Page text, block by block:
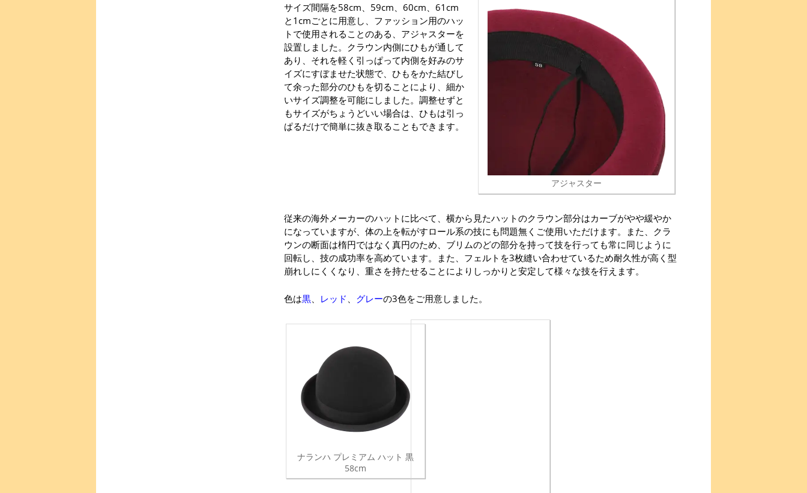
アジャスター
サイズ間隔を58cm、59cm、60cm、61cm
と1cmごとに用意し、ファッション用のハッ
トで使用されることのある、アジャスターを
設置しました。クラウン内側にひもが通して
あり、それを軽く引っぱって内側を好みのサ
イズにすぼませた状態で、ひもをかた結びし
て余った部分のひもを切ることにより、細か
いサイズ調整を可能にしました。調整せずと
もサイズがちょうどいい場合は、ひもは引っ
ぱるだけで簡単に抜き取ることもできます。
従来の海外メーカーのハットに比べて、横から見たハットのクラウン部分はカーブがやや緩やか
になっていますが、体の上を転がすロール系の技にも問題無くご使用いただけます。また、クラ
ウンの断面は楕円ではなく真円のため、ブリムのどの部分を持って技を行っても常に同じように
回転し、技の成功率を高めています。また、フェルトを3枚縫い合わせているため耐久性が高く型
崩れしにくくなり、重さを持たせることによりしっかりと安定して様々な技を行えます。
色は黒 レッド グレーの3色をご用意しました。
ナランハ プレミアム ハット 黒
58cm